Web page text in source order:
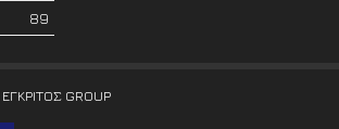
89
ΕΓΚΡΙΤΟΣ GROUP